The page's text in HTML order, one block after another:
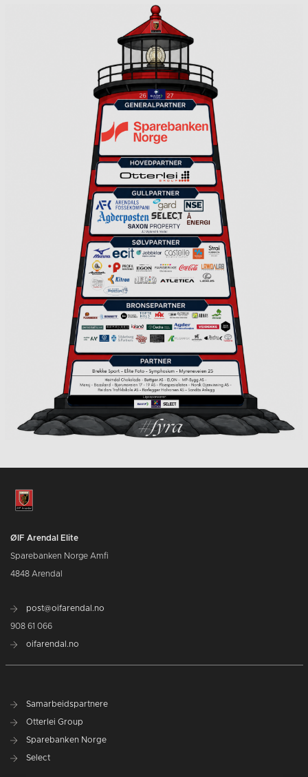
ØIF Arendal Elite
Sparebanken Norge Amfi
4848 Arendal
post@oifarendal.no
908 61 066
oifarendal.no
Samarbeidspartnere
Otterlei Group
Sparebanken Norge
Select